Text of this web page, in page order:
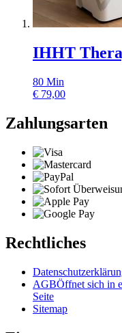
IHHT
80 Min
€ 79,00
Zahlungsarten
Rechtliches
AGBÖffnet sich in
Seite
Sitemap